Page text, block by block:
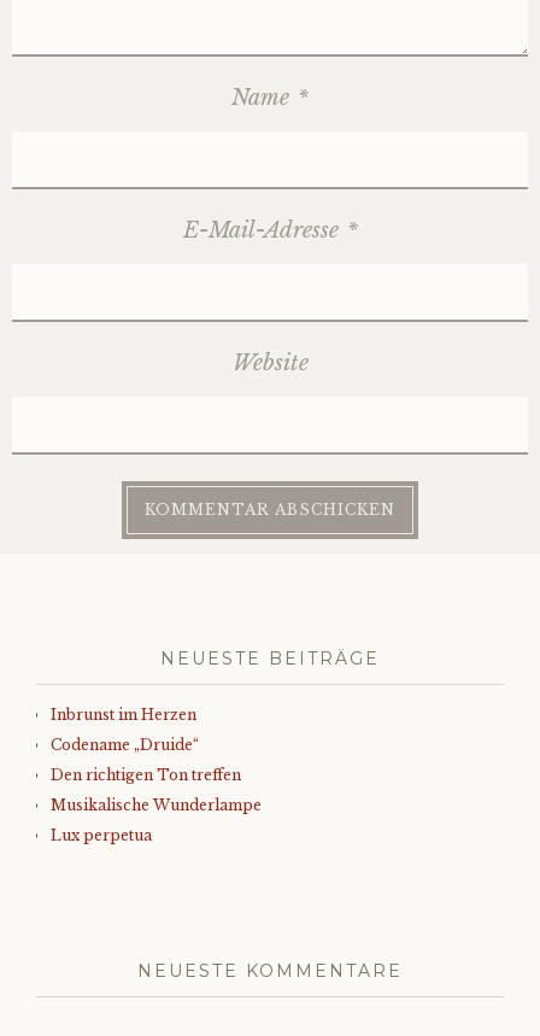
Name *
E-Mail-Adresse *
Website
NEUESTE BEITRÄGE
Inbrunst im Herzen
Codename „Druide“
Den richtigen Ton treffen
Musikalische Wunderlampe
Lux perpetua
NEUESTE KOMMENTARE